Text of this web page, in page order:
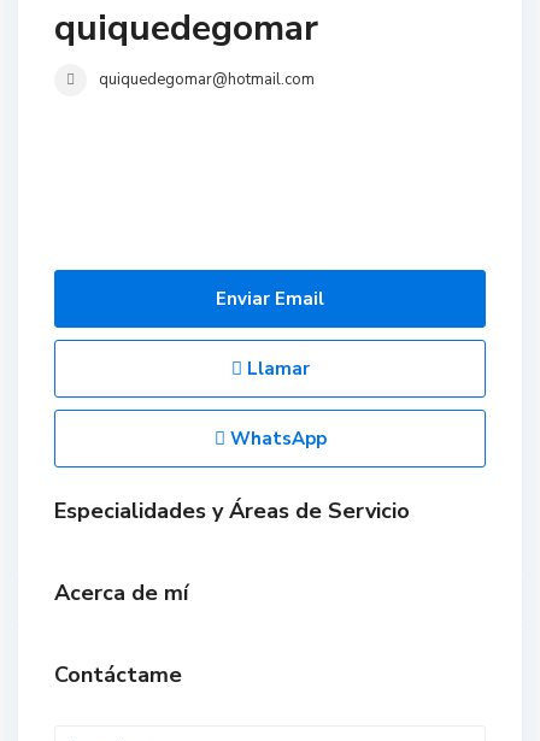
quiquedegomar
quiquedegomar@hotmail.com
Enviar Email
Llamar
WhatsApp
Especialidades y Áreas de Servicio
Acerca de mí
Contáctame